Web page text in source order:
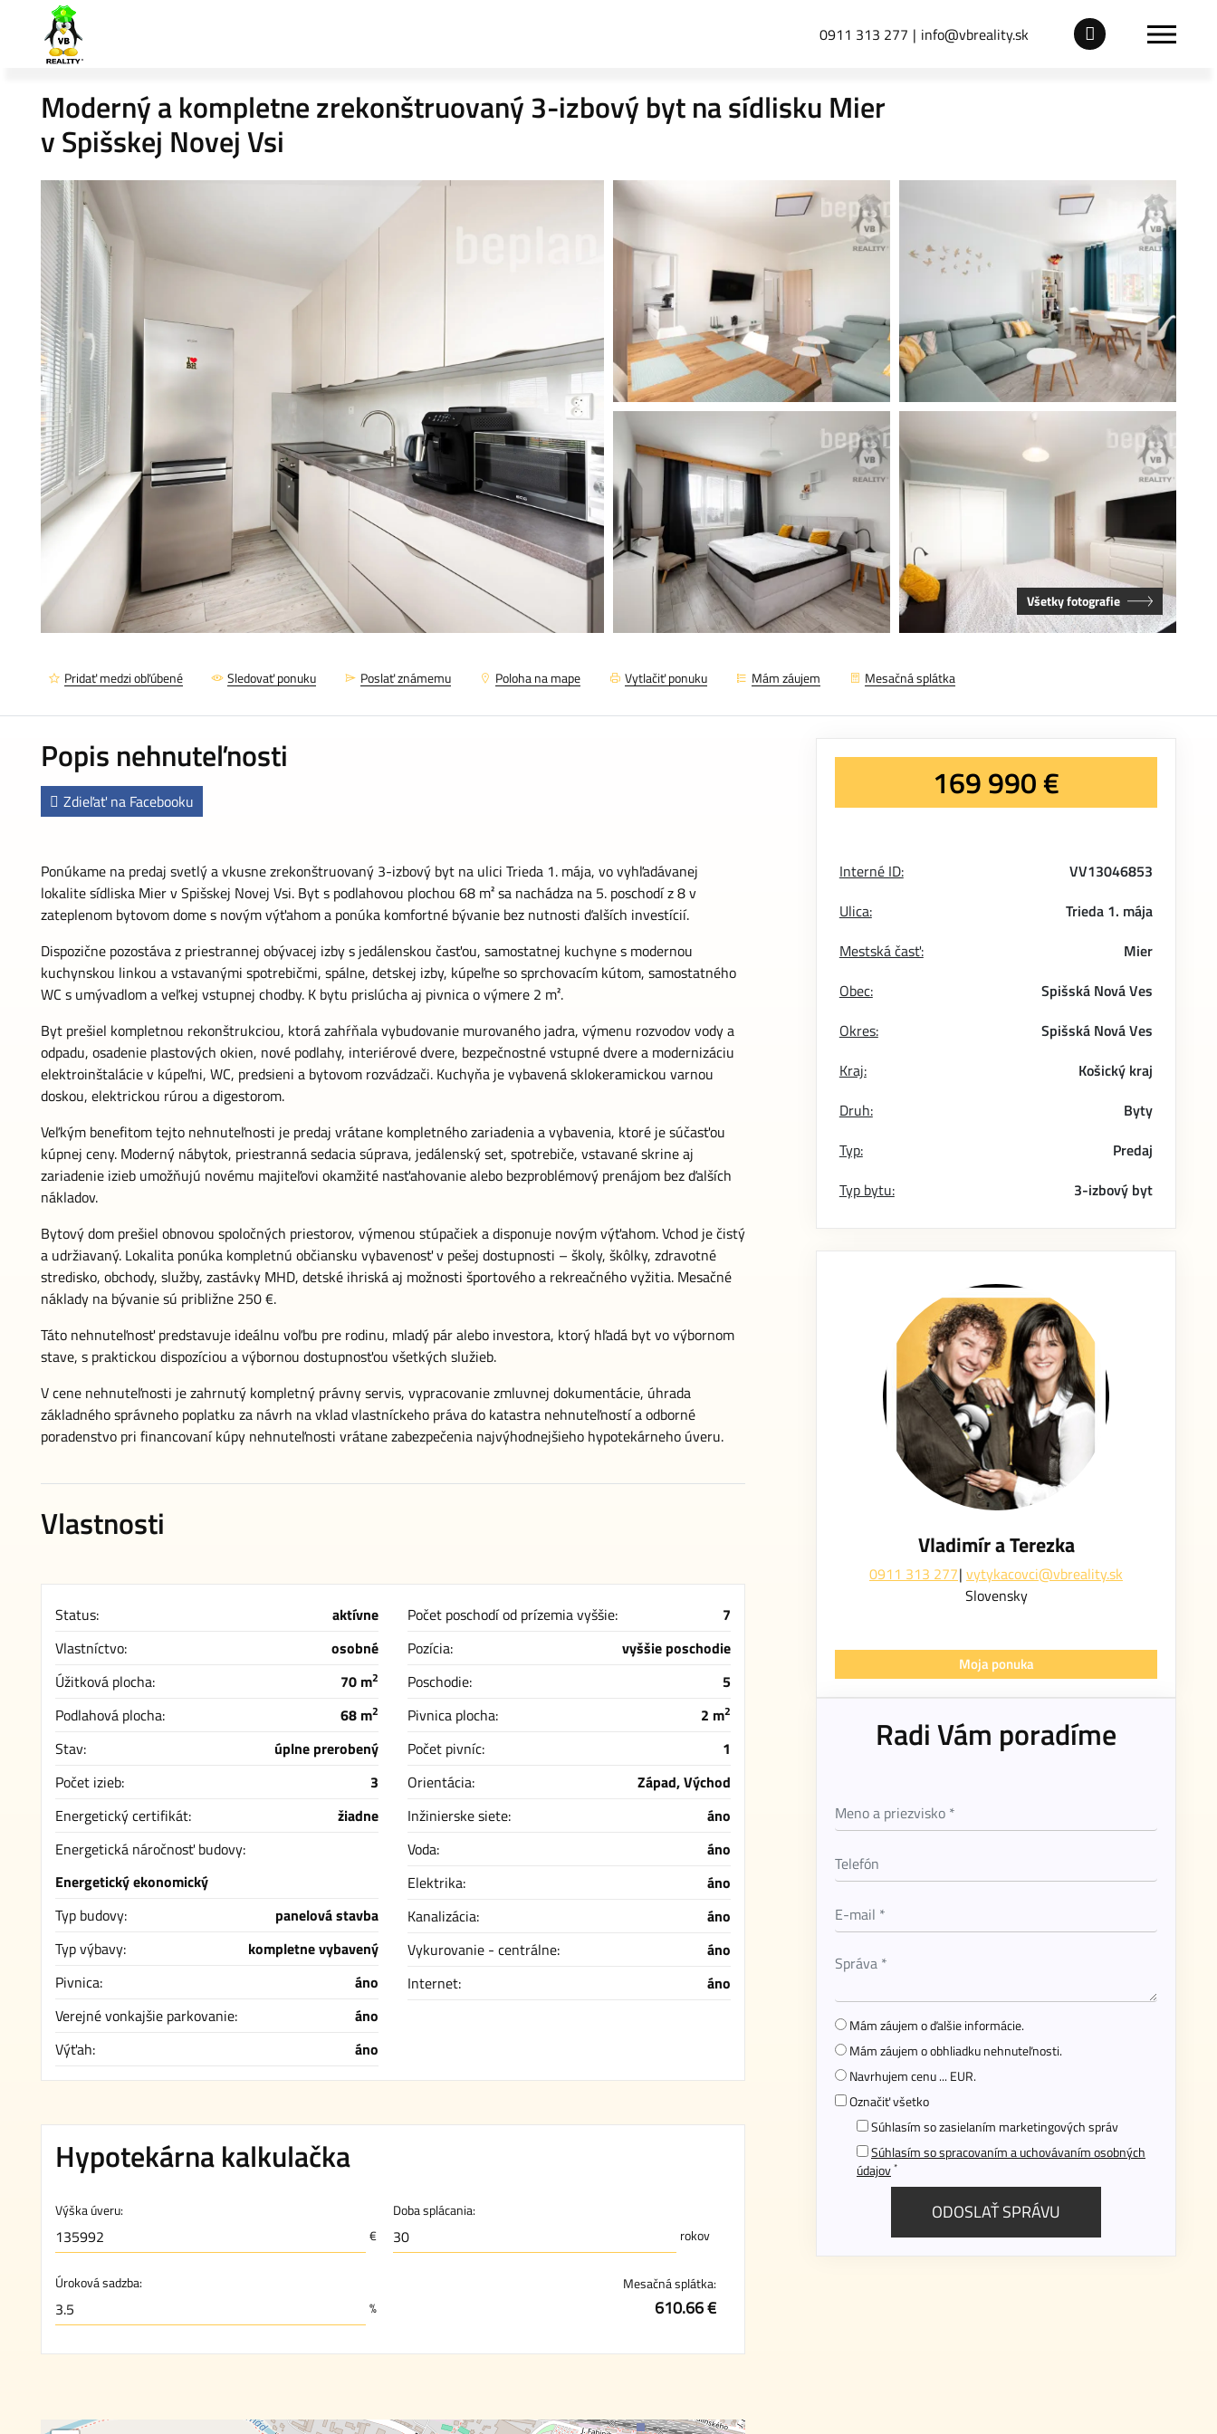
0911 313 277 info@vbreality.sk
Moderný a kompletne zrekonštruovaný 3-izbový byt na sídlisku Mier
v Spišskej Novej Vsi
Všetky fotografie
Pridať medzi obľúbené Sledovať ponuku Poslať známemu Poloha na mape Vytlačiť ponuku Mám záujem Mesačná splátka
Popis nehnuteľnosti
Zdieľať na Facebooku
Ponúkame na predaj svetlý a vkusne zrekonštruovaný 3-izbový byt na ulici Trieda 1. mája, vo vyhľadávanej
lokalite sídliska Mier v Spišskej Novej Vsi. Byt s podlahovou plochou 68 m² sa nachádza na 5. poschodí z 8 v
zateplenom bytovom dome s novým výťahom a ponúka komfortné bývanie bez nutnosti ďalších investícií.
Dispozične pozostáva z priestrannej obývacej izby s jedálenskou časťou, samostatnej kuchyne s modernou
kuchynskou linkou a vstavanými spotrebičmi, spálne, detskej izby, kúpeľne so sprchovacím kútom, samostatného
WC s umývadlom a veľkej vstupnej chodby. K bytu prislúcha aj pivnica o výmere 2 m².
Byt prešiel kompletnou rekonštrukciou, ktorá zahŕňala vybudovanie murovaného jadra, výmenu rozvodov vody a
odpadu, osadenie plastových okien, nové podlahy, interiérové dvere, bezpečnostné vstupné dvere a modernizáciu
elektroinštalácie v kúpeľni, WC, predsieni a bytovom rozvádzači. Kuchyňa je vybavená sklokeramickou varnou
doskou, elektrickou rúrou a digestorom.
Veľkým benefitom tejto nehnuteľnosti je predaj vrátane kompletného zariadenia a vybavenia, ktoré je súčasťou
kúpnej ceny. Moderný nábytok, priestranná sedacia súprava, jedálenský set, spotrebiče, vstavané skrine aj
zariadenie izieb umožňujú novému majiteľovi okamžité nasťahovanie alebo bezproblémový prenájom bez ďalších
nákladov.
Bytový dom prešiel obnovou spoločných priestorov, výmenou stúpačiek a disponuje novým výťahom. Vchod je čistý
a udržiavaný. Lokalita ponúka kompletnú občiansku vybavenosť v pešej dostupnosti – školy, škôlky, zdravotné
stredisko, obchody, služby, zastávky MHD, detské ihriská aj možnosti športového a rekreačného vyžitia. Mesačné
náklady na bývanie sú približne 250 €.
Táto nehnuteľnosť predstavuje ideálnu voľbu pre rodinu, mladý pár alebo investora, ktorý hľadá byt vo výbornom
stave, s praktickou dispozíciou a výbornou dostupnosťou všetkých služieb.
V cene nehnuteľnosti je zahrnutý kompletný právny servis, vypracovanie zmluvnej dokumentácie, úhrada
základného správneho poplatku za návrh na vklad vlastníckeho práva do katastra nehnuteľností a odborné
poradenstvo pri financovaní kúpy nehnuteľnosti vrátane zabezpečenia najvýhodnejšieho hypotekárneho úveru.
Vlastnosti
Status:
aktívne
Vlastníctvo:
osobné
Úžitková plocha:
70 m2
Podlahová plocha: 68 m2
Stav:
úplne prerobený
Počet izieb:
3
Energetický certifikát:
žiadne
Energetická náročnosť budovy:
Energetický ekonomický
Typ budovy:
panelová stavba
Typ výbavy:
kompletne vybavený
Pivnica:
áno
Verejné vonkajšie parkovanie:
áno
Výťah:
áno
Počet poschodí od prízemia vyššie:
7
Pozícia:
vyššie poschodie
Poschodie:
5
Pivnica plocha:
2 m2
Počet pivníc:
1
Orientácia:
Západ, Východ
Inžinierske siete:
áno
Voda:
áno
Elektrika:
áno
Kanalizácia:
áno
Vykurovanie - centrálne:
áno
Internet:
áno
Hypotekárna kalkulačka
Výška úveru:
€
Doba splácania:
rokov
Úroková sadzba:
%
Mesačná splátka:
610.66 €
169 990 €
Interné ID:
VV13046853
Ulica:
Trieda 1. mája
Mestská časť:
Mier
Obec:
Spišská Nová Ves
Okres:
Spišská Nová Ves
Kraj:
Košický kraj
Druh:
Byty
Typ:
Predaj
Typ bytu:
3-izbový byt
Vladimír a Terezka
0911 313 277 vytykacovci@vbreality.sk
Slovensky
Moja ponuka
Radi Vám poradíme
Mám záujem o ďalšie informácie.
Mám záujem o obhliadku nehnuteľnosti.
Navrhujem cenu ... EUR.
Označiť všetko
Súhlasím so zasielaním marketingových správ
Súhlasím so spracovaním a uchovávaním osobných
údajov*